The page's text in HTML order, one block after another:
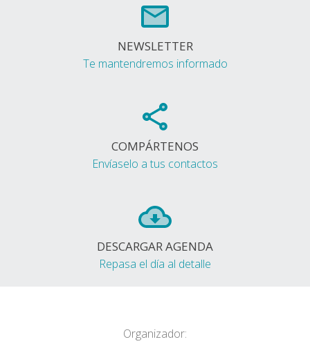
NEWSLETTER
Te mantendremos informado
COMPÁRTENOS
Envíaselo a tus contactos
DESCARGAR AGENDA
Repasa el día al detalle
Organizador: